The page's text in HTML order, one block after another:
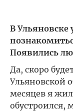
В Ульяновске
Появились
Да, скоро
Ульяновской
месяцев я жил
обустроился,